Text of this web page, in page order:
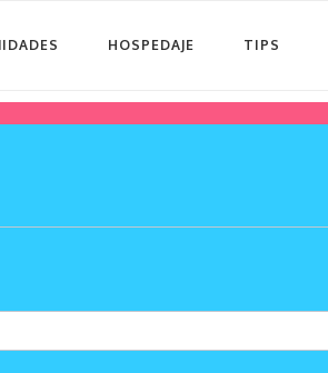
HOSPEDAJE TIPS